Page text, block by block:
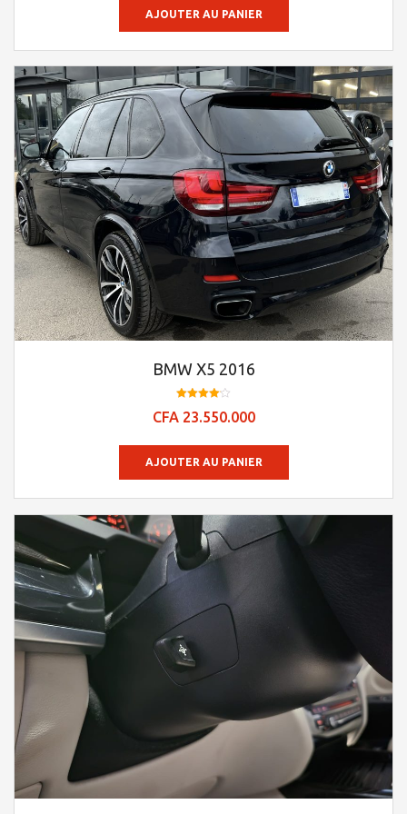
AJOUTER AU PANIER
BMW X5 2016
4.09
CFA23.550.000
AJOUTER AU PANIER